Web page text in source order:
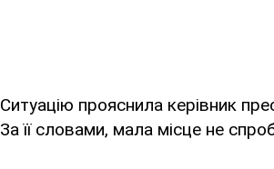
Ситуацію прояснила керівник
За її словами, мала місце не